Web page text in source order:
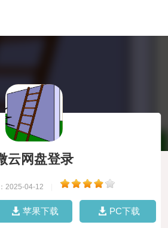
云网盘登录
2025-04-12
苹果下载 PC下载